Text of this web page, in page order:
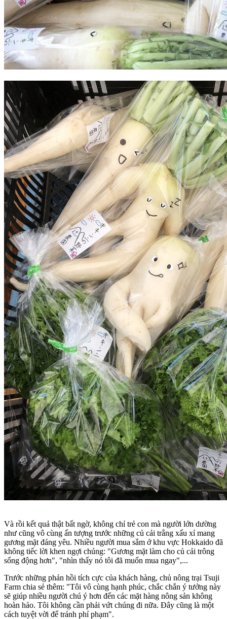
Và rồi kết quả thật bất ngờ, không chỉ trẻ con mà người lớn dường
như cũng vô cùng ấn tượng trước những củ cải trắng xấu xí mang
gương mặt đáng yêu. Nhiều người mua sắm ở khu vực Hokkaido đã
không tiếc lời khen ngợi chúng: "Gương mặt làm cho củ cải trông
sống động hơn", "nhìn thấy nó tôi đã muốn mua ngay",...
Trước những phản hồi tích cực của khách hàng, chủ nông trại Tsuji
Farm chia sẻ thêm: "Tôi vô cùng hạnh phúc, chắc chắn ý tưởng này
sẽ giúp nhiều người chú ý hơn đến các mặt hàng nông sản không
hoàn hảo. Tôi không cần phải vứt chúng đi nữa. Đây cũng là một
cách tuyệt vời để tránh phí phạm".